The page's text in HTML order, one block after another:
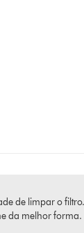
de limpar o
da melhor forma.